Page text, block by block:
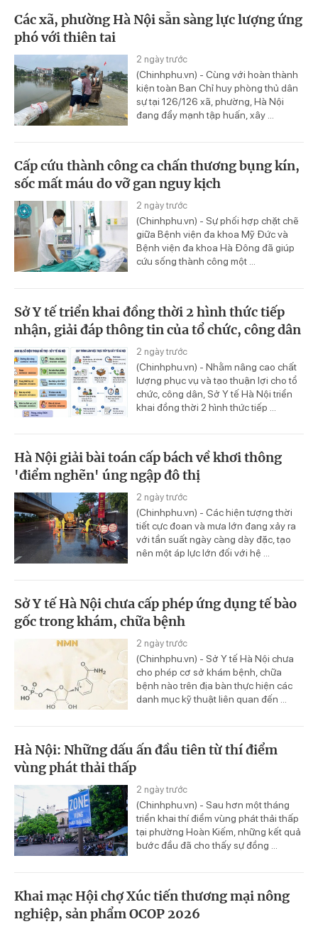
Các xã, phường Hà Nội sẵn sàng lực lượng ứng
phó với thiên tai
2 ngày trước
(Chinhphu.vn) - Cùng với hoàn thành
kiện toàn Ban Chỉ huy phòng thủ dân
sự tại 126/126 xã, phường, Hà Nội
đang đẩy mạnh tập huấn, xây ...
Cấp cứu thành công ca chấn thương bụng kín,
sốc mất máu do vỡ gan nguy kịch
2 ngày trước
(Chinhphu.vn) - Sự phối hợp chặt chẽ
giữa Bệnh viện đa khoa Mỹ Đức và
Bệnh viện đa khoa Hà Đông đã giúp
cứu sống thành công một ...
Sở Y tế triển khai đồng thời 2 hình thức tiếp
nhận, giải đáp thông tin của tổ chức, công dân
2 ngày trước
(Chinhphu.vn) - Nhằm nâng cao chất
lượng phục vụ và tạo thuận lợi cho tổ
chức, công dân, Sở Y tế Hà Nội triển
khai đồng thời 2 hình thức tiếp ...
Hà Nội giải bài toán cấp bách về khơi thông
'điểm nghẽn' úng ngập đô thị
2 ngày trước
(Chinhphu.vn) - Các hiện tượng thời
tiết cực đoan và mưa lớn đang xảy ra
với tần suất ngày càng dày đặc, tạo
nên một áp lực lớn đối với hệ ...
Sở Y tế Hà Nội chưa cấp phép ứng dụng tế bào
gốc trong khám, chữa bệnh
2 ngày trước
(Chinhphu.vn) - Sở Y tế Hà Nội chưa
cho phép cơ sở khám bệnh, chữa
bệnh nào trên địa bàn thực hiện các
danh mục kỹ thuật liên quan đến ...
Hà Nội: Những dấu ấn đầu tiên từ thí điểm
vùng phát thải thấp
2 ngày trước
(Chinhphu.vn) - Sau hơn một tháng
triển khai thí điểm vùng phát thải thấp
tại phường Hoàn Kiếm, những kết quả
bước đầu đã cho thấy sự đồng ...
Khai mạc Hội chợ Xúc tiến thương mại nông
nghiệp, sản phẩm OCOP 2026